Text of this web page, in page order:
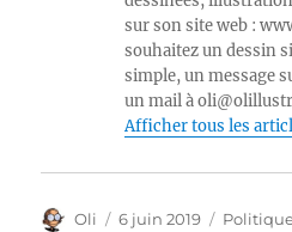
sur son site web :
souhaitez un dessin
simple, un message
un mail à
Afficher tous les
Auteur
Oli
Publié
6 juin 2019